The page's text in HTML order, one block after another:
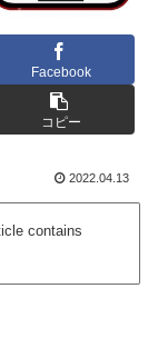
Facebook
コピー
2022.04.13
contains